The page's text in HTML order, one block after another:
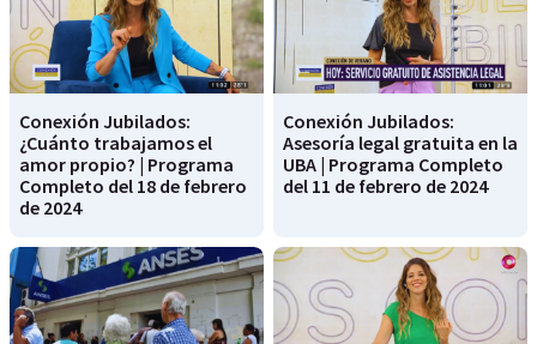
Conexión Jubilados:
¿Cuánto trabajamos el
amor propio? | Programa
Completo del 18 de febrero
de 2024
Conexión Jubilados:
Asesoría legal gratuita en la
UBA | Programa Completo
del 11 de febrero de 2024